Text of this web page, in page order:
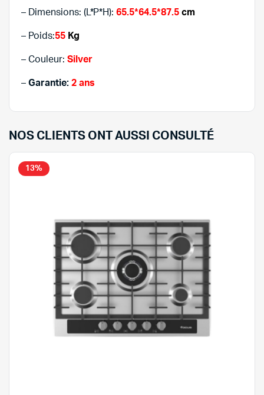
– Dimensions: (L*P*H):65.5*64.5*87.5cm
– Poids:55 Kg
– Couleur: Silver
– Garantie: 2 ans
NOS CLIENTS ONT AUSSI CONSULTÉ
13%